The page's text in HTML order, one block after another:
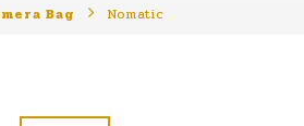
Bag Nomatic